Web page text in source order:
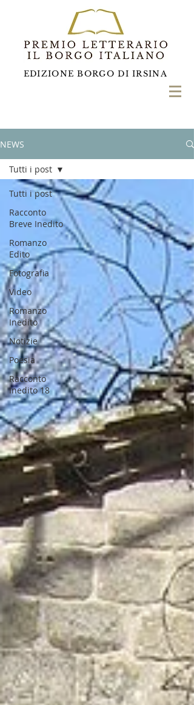
EDIZIONE BORGO DI IRSINA
NEWS
Tutti i post
Racconto
Breve Inedito
Romanzo
Edito
Fotografia
Video
Romanzo
Inedito
Notizie
Poesia
Racconto
Inedito 18
Tutti i post